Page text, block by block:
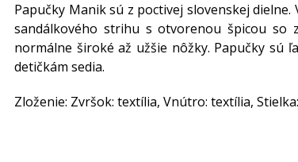
Papučky Manik sú z poctivej slovenskej
sandálkového strihu s otvorenou špicou so
normálne široké až užšie nôžky. Papučky sú
detičkám sedia.
Zloženie: Zvršok: textília, Vnútro: textília,